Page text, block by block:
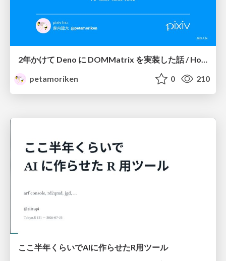
petamoriken
0 210
ここ半年くらいでAIに作らせたR用ツール